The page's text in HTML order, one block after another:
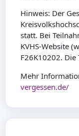
Hinweis: Der
statt. Bei
KVHS-Website
F26K10202.
Mehr
vergessen.de/